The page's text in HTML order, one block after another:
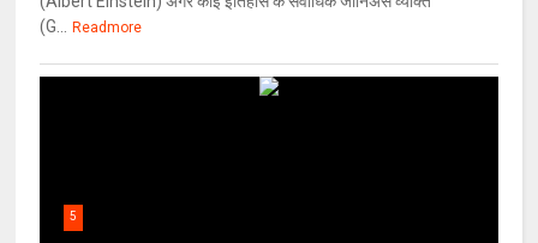
(G...
Readmore
5